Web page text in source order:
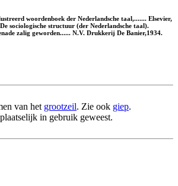
woordenboek der Nederlandsche taal,....... Elsevier,
sociologische structuur (der Nederlandsche taal).
zalig geworden...... N.V. Drukkerij De Banier,1934.
van het grootzeil. Zie ook giep.
in gebruik geweest.